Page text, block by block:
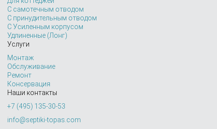
С самотечным отводом
С принудительным отводом
С Усиленным корпусом
Удлиненные (Лонг)
Услуги
Монтаж
Обслуживание
Ремонт
Консервация
Наши контакты
+7 (495) 135-30-53
info@septiki-topas.com